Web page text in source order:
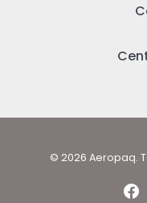
© 2026 Aeropaq.